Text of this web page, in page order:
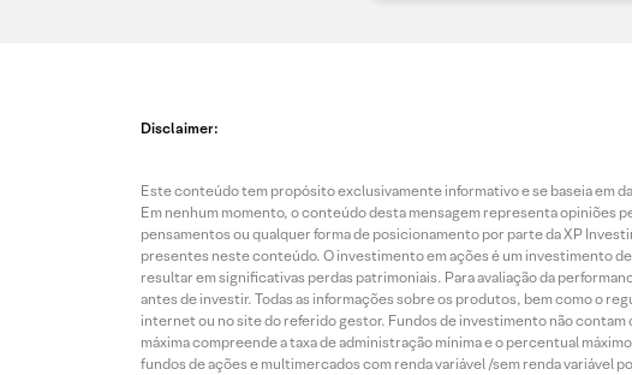
Disclaimer:
Este conteúdo tem propósito exclusivamente informativo e se baseia
Em nenhum momento, o conteúdo desta mensagem representa opiniões
pensamentos ou qualquer forma de posicionamento por parte da XP
presentes neste conteúdo. O investimento em ações é um investimento
resultar em significativas perdas patrimoniais. Para avaliação da
antes de investir. Todas as informações sobre os produtos, bem como o
internet ou no site do referido gestor. Fundos de investimento não
máxima compreende a taxa de administração mínima e o percentual
fundos de ações e multimercados com renda variável /sem renda